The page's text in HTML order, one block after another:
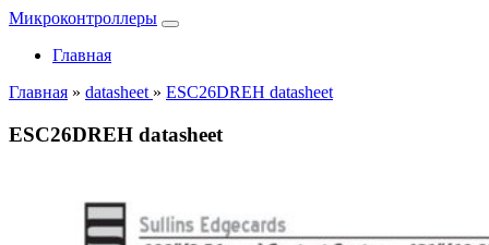
Микроконтроллеры
Главная
Главная » datasheet » ESC26DREH datasheet
ESC26DREH datasheet